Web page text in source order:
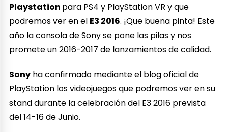
Playstation para PS4 y PlayStation VR y que
podremos ver en el E3 2016. ¡Que buena pinta! Este
año la consola de Sony se pone las pilas y nos
promete un 2016-2017 de lanzamientos de calidad.
Sony ha confirmado mediante el blog oficial de
PlayStation los videojuegos que podremos ver en su
stand durante la celebración del E3 2016 prevista
del 14-16 de Junio.